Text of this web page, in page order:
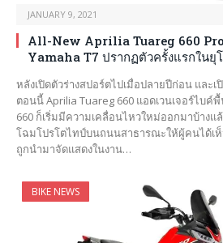
JANUARY 9, 2021
All-New Aprilia Tuareg 660
Yamaha T7 ปรากฏตัวครั้งแรกในยุ
หลังเปิดตัวร่างสปอร์ตไปเมื่อปลายปีก่อน และเ
ตอนนี้ Aprilia Tuareg 660 แอดเวนเจอร์ไบค์
660 ก็เริ่มมีความเคลื่อนไหวใหม่ออกมาบ้างแ
โฉมโปรโตไทป์บนถนนสาธารณะให้ผู้คนได้เ
ถูกนำมาจัดแสดงในงาน…
BIKE NEWS